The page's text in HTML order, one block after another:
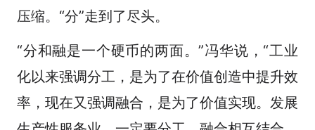
压缩。“分”走到了尽头。
“分和融是一个硬币的两面。”冯华说，“工业
化以来强调分工，是为了在价值创造中提升效
率，现在又强调融合，是为了价值实现。发展